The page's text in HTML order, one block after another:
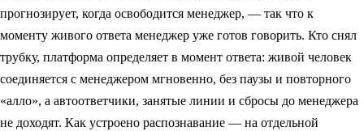
прогнозирует, когда освободится менеджер, — так что к
моменту живого ответа менеджер уже готов говорить. Кто снял
трубку, платформа определяет в момент ответа: живой человек
соединяется с менеджером мгновенно, без паузы и повторного
«алло», а автоответчики, занятые линии и сбросы до менеджера
не доходят. Как устроено распознавание — на отдельной